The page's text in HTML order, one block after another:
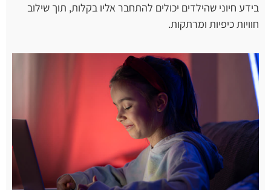
בידע חיוני שהילדים יכולים להתחבר אליו בקלות, תוך שילוב
חוויות כיפיות ומרתקות.